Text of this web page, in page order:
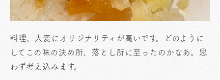
料理、大変にオリジナリティが高いです。どのように
してこの味の決め所、落とし所に至ったのかなあ。思
わず考え込みます。